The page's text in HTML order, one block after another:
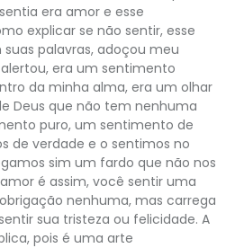
era amor e esse
explicar se não sentir, esse
palavras, adoçou meu
era um sentimento
da minha alma, era um olhar
Deus que não tem nenhuma
puro, um sentimento de
de verdade e o sentimos no
sim um fardo que não nos
é assim, você sentir uma
nenhuma, mas carrega
sua tristeza ou felicidade. A
pois é uma arte